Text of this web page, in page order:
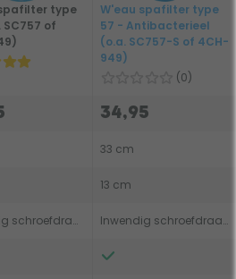
type
SC757 of
Inwendig schroefdraad
W'eau spafilter type
57 - Antibacterieel
(o.a. SC757-S of 4CH-
949)
(0)
34,95
33 cm
13 cm
Inwendig schroefdraad